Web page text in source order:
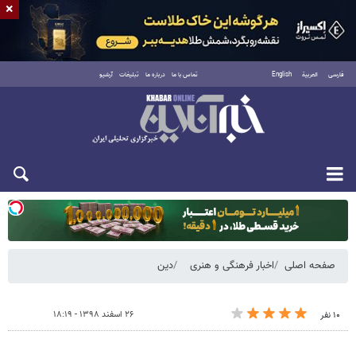
فارسی العربية English تماس با ما درباره ما تبلیغات آرشیو
یکشنبه ۱۸ مرداد ۱۴۰۵
صفحه اصلی اخبار فرهنگی و هنری دین
۱۰ نفر ۲۶ اسفند ۱۳۹۸ - ۱۸:۱۹
×